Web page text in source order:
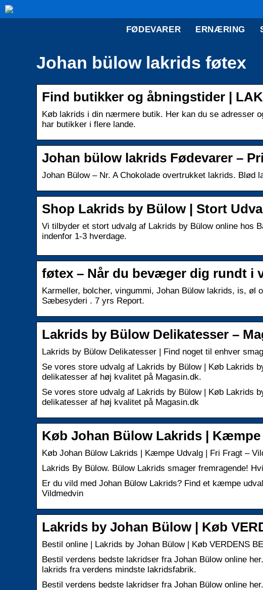
FØDEVARER ERNÆRING
Johan bülow lakrids føtex
Find butikker og åbningstider |
Køb lakrids i din nærmere butik. Her kan du se adresser
har butikker i flere lande.
Johan bülow lakrids Fødevarer –
Johan Bülow – Nr. A Chokolade overtrukket lakrids. Blød
Shop Lakrids by Bülow | Stort
Vi tilbyder et stort udvalg af Lakrids by Bülow online hos
indenfor 1-3 hverdage.
føtex – Når du bevæger dig rundt i
Karmeller, bolcher, vingummi, Johan Bülow lakrids, is, øl
Sæbesyderi . 7 yrs Report.
Lakrids by Bülow Delikatesser –
Lakrids by Bülow Delikatesser | Find noget til enhver
Se vores store udvalg af Lakrids by Bülow | Køb Lakrids
delikatesser af høj kvalitet på Magasin.dk.
Se vores store udvalg af Lakrids by Bülow | Køb Lakrids
delikatesser af høj kvalitet på Magasin.dk
Køb Johan Bülow Lakrids | Kæmpe
Køb Johan Bülow Lakrids | Kæmpe Udvalg | Fri Fragt –
Lakrids By Bülow. Bülow Lakrids smager fremragende!
Er du vild med Johan Bülow Lakrids? Find et kæmpe
Vildmedvin
Lakrids by Johan Bülow | Køb
Bestil online | Lakrids by Johan Bülow | Køb VERDENS
Bestil verdens bedste lakridser fra Johan Bülow online
lakrids fra verdens mindste lakridsfabrik.
Bestil verdens bedste lakridser fra Johan Bülow online